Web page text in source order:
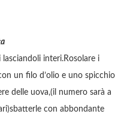
interi.Rosolare i
un filo d’olio e uno spicchio
delle uova,(il numero sarà a
con abbondante